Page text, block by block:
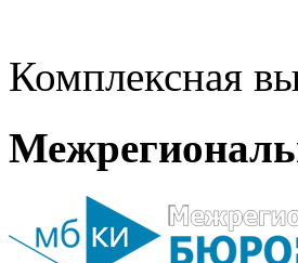
Комплексная